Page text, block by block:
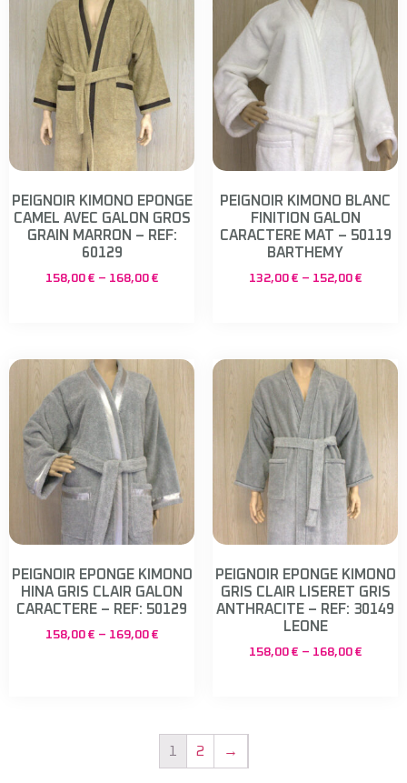
PEIGNOIR KIMONO EPONGE
CAMEL AVEC GALON GROS
GRAIN MARRON – REF:
60129
158,00 € – 168,00 €
PEIGNOIR KIMONO BLANC
FINITION GALON
CARACTERE MAT – 50119
BARTHEMY
132,00 € – 152,00 €
PEIGNOIR EPONGE KIMONO
HINA GRIS CLAIR GALON
CARACTERE – REF: 50129
158,00 € – 169,00 €
PEIGNOIR EPONGE KIMONO
GRIS CLAIR LISERET GRIS
ANTHRACITE – REF: 30149
LEONE
158,00 € – 168,00 €
1 2 →